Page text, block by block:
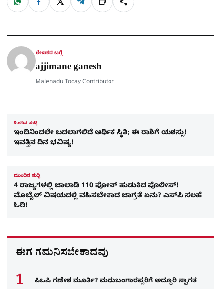
ಹಂಚಿಕೊಳ್ಳಿ
W
a
t
p
F
c
e
o
X T
l
e
a
ಲಿಂ
ಕ್
S
h
a
ಲೇಖಕರ ಬಗ್ಗೆ
ajjimane ganesh
Malenadu Today Contributor
ಹಿಂದಿನ ಸುದ್ದಿ
ಇಂದಿನಿಂದಲೇ ಬದಲಾಗಲಿದೆ ಆರ್ಥಿಕ ಸ್ಥಿತಿ; ಈ ರಾಶಿಗೆ ಯಶಸ್ಸು!
ಇವತ್ತಿನ ದಿನ ಭವಿಷ್ಯ!
ಮುಂದಿನ ಸುದ್ದಿ
4 ರಾಜ್ಯಗಳಲ್ಲಿ ಜಾಲಾಡಿ 110 ಫೋನ್‌ ಹುಡುಕಿದ ಪೊಲೀಸ್!
ಮೊಬೈಲ್ ವಿಷಯದಲ್ಲಿ ವಹಿಸಬೇಕಾದ ಜಾಗ್ರತೆ ಏನು? ಎಸ್‌ಪಿ ಸಲಹೆ
ಓದಿ!
ಈಗ ಗಮನಿಸಬೇಕಾದವು
ಪಿಒಪಿ ಗಣೇಶ ಮೂರ್ತಿ? ಮಧುಬಂಗಾರಪ್ಪರಿಗೆ ಅದ್ದೂರಿ ಸ್ವಾಗತ